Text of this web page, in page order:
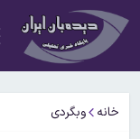
خانه وبگردی